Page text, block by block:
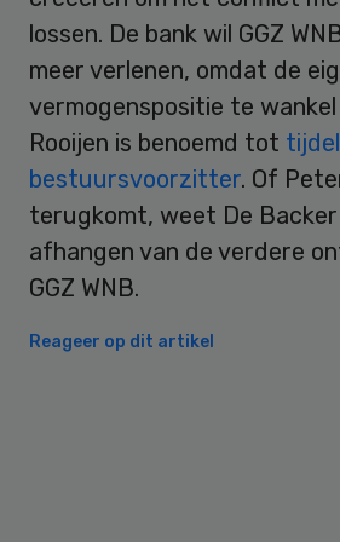
lossen. De bank wil GGZ
meer verlenen, omdat de
vermogenspositie te
Rooijen is benoemd tot
bestuursvoorzitter. Of
terugkomt, weet De
afhangen van de verdere
GGZ WNB.
Reageer op dit artikel